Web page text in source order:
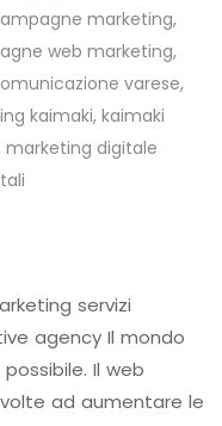
marketing,
web marketing,
varese,
kaimaki, kaimaki
marketing digitale
servizi
agency Il mondo
Il web
ad aumentare le